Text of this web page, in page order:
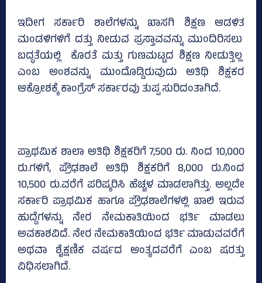
ಇದೀಗ ಸರ್ಕಾರಿ ಶಾಲೆಗಳನ್ನು ಖಾಸಗಿ ಶಿಕ್ಷಣ ಆಡಳಿತ
ಮಂಡಳಿಗಳಿಗೆ ದತ್ತು ನೀಡುವ ಪ್ರಸ್ತಾವವನ್ನು ಮುಂದಿರಿಸಲು
ಬದ್ಧತೆಯಲ್ಲಿ ಕೊರತೆ ಮತ್ತು ಗುಣಮಟ್ಟದ ಶಿಕ್ಷಣ ನೀಡುತ್ತಿಲ್ಲ
ಎಂಬ ಅಂಶವನ್ನು ಮುಂದೊಡ್ಡಿರುವುದು ಅತಿಥಿ ಶಿಕ್ಷಕರ
ಆಕ್ರೋಶಕ್ಕೆ ಕಾಂಗ್ರೆಸ್‌ ಸರ್ಕಾರವು ತುಪ್ಪ ಸುರಿದಂತಾಗಿದೆ.
ಪ್ರಾಥಮಿಕ ಶಾಲಾ ಅತಿಥಿ ಶಿಕ್ಷಕರಿಗೆ 7,500 ರು. ನಿಂದ 10,000
ರು.ಗಳಿಗೆ, ಪ್ರೌಢಶಾಲೆ ಅತಿಥಿ ಶಿಕ್ಷಕರಿಗೆ 8,000 ರು.ನಿಂದ
10,500 ರು.ವರೆಗೆ ಪರಿಷ್ಕರಿಸಿ ಹೆಚ್ಚಳ ಮಾಡಲಾಗಿತ್ತು. ಅಲ್ಲದೇ
ಸರ್ಕಾರಿ ಪ್ರಾಥಮಿಕ ಹಾಗೂ ಪ್ರೌಢಶಾಲೆಗಳಲ್ಲಿ ಖಾಲಿ ಇರುವ
ಹುದ್ದೆಗಳನ್ನು ನೇರ ನೇಮಕಾತಿಯಿಂದ ಭರ್ತಿ ಮಾಡಲು
ಅವಕಾಶವಿದೆ. ನೇರ ನೇಮಕಾತಿಯಿಂದ ಭರ್ತಿ ಮಾಡುವವರೆಗೆ
ಅಥವಾ ಶೈಕ್ಷಣಿಕ ವರ್ಷದ ಅಂತ್ಯದವರೆಗೆ ಎಂಬ ಷರತ್ತು
ವಿಧಿಸಲಾಗಿದೆ.